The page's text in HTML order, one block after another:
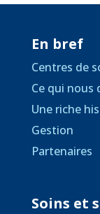
En bref
Centres de
Ce qui nous
Une riche
Gestion
Partenaires
Soins et